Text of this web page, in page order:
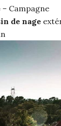
– Campagne
de nage